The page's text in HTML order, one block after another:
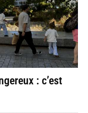
: c’est